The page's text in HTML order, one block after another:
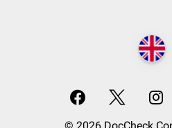
© 2026 DocCheck